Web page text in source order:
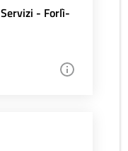
- Forlì-